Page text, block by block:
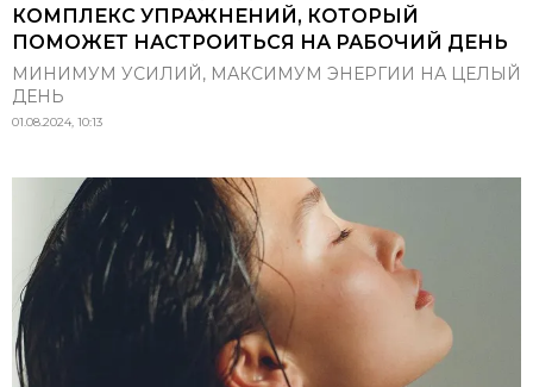
КОМПЛЕКС УПРАЖНЕНИЙ, КОТОРЫЙ
ПОМОЖЕТ НАСТРОИТЬСЯ НА РАБОЧИЙ ДЕНЬ
МИНИМУМ УСИЛИЙ, МАКСИМУМ ЭНЕРГИИ НА ЦЕЛЫЙ
ДЕНЬ
01.08.2024, 10:13